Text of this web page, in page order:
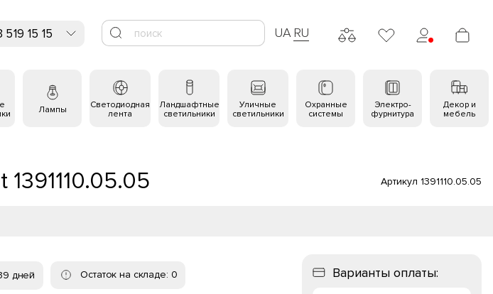
519 15 15 UA RU
Лампы
Светодиодная
лента
Ландшафтные
светильники
Уличные
светильники
Охранные
системы
Электро-
фурнитура
Декор и
мебель
Артикул 1391110.05.05
дней Остаток на складе: 0 Варианты оплаты: